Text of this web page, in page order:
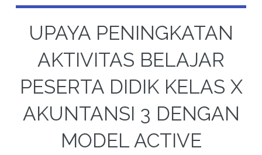
UPAYA PENINGKATAN
AKTIVITAS BELAJAR
PESERTA DIDIK KELAS X
AKUNTANSI 3 DENGAN
MODEL ACTIVE